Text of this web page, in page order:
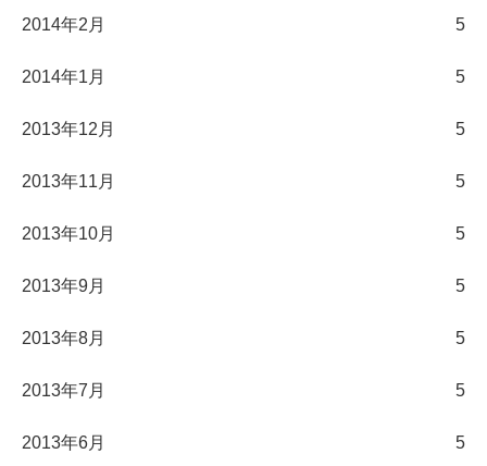
2014年2月 5
2014年1月 5
2013年12月 5
2013年11月 5
2013年10月 5
2013年9月 5
2013年8月 5
2013年7月 5
2013年6月 5